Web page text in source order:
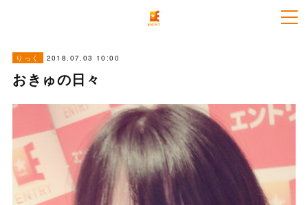
りっく 2018.07.03 10:00
おきゅの日々